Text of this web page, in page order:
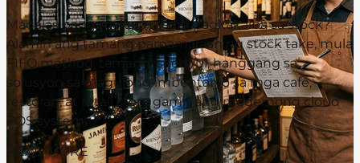
Madalas bang makaranas ng pagkakaiba sa stock?
Alamin ang tamang pamamaraan ng stock take, mula
FIFO method, tamang iskedyul, hanggang sa
solusyon sa magulong imbentaryo sa mga cafe,
restoran, at retail store gamit ang modernong cloud
POS system.
READ MORE